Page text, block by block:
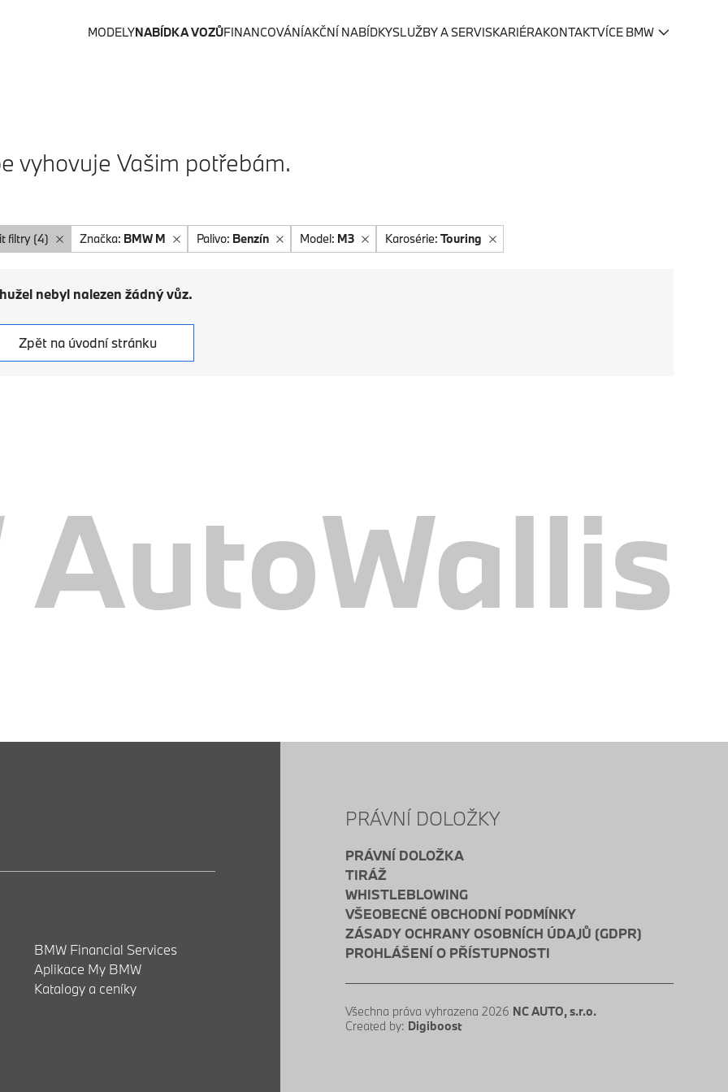
MODELYNABÍDKA VOZŮFINANCOVÁNÍAKČNÍ NABÍDKYSLUŽBY A SERVISKARIÉRAKONTAKTVÍCE BMW
vyhovuje Vašim potřebám.
filtry (4) Značka: BMW M Palivo: Benzín Model: M3 Karosérie:Touring
nebyl nalezen žádný vůz.
Zpět na úvodní stránku
AutoWallis
BMW Financial Services
Aplikace My BMW
Katalogy a ceníky
PRÁVNÍ DOLOŽKY
PRÁVNÍ DOLOŽKA
TIRÁŽ
WHISTLEBLOWING
VŠEOBECNÉ OBCHODNÍ PODMÍNKY
ZÁSADY OCHRANY OSOBNÍCH ÚDAJŮ (GDPR)
PROHLÁŠENÍ O PŘÍSTUPNOSTI
Všechna práva vyhrazena 2026 NC AUTO, s.r.o.
Created by: Digiboost